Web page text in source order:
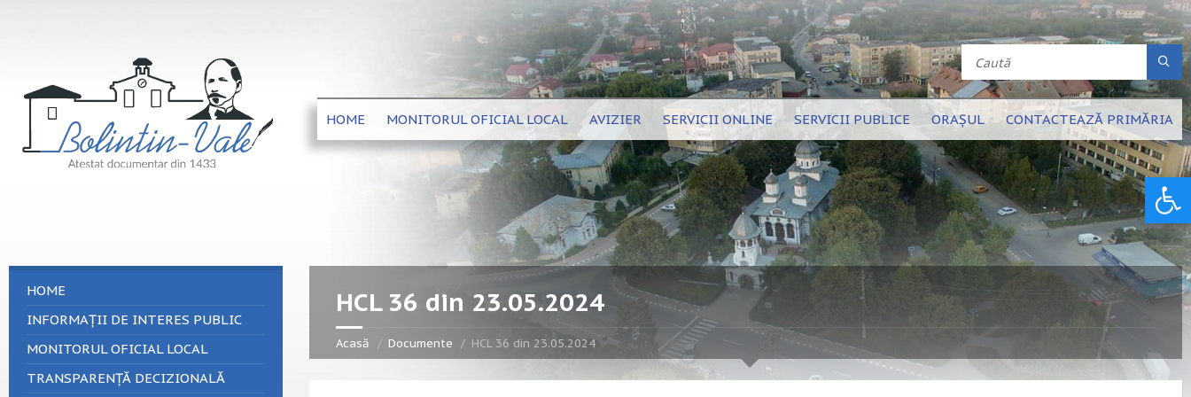
HOME MONITORUL OFICIAL LOCAL AVIZIER SERVICII ONLINE SERVICII PUBLICE ORAȘUL CONTACTEAZĂ PRIMĂRIA
HCL 36 din 23.05.2024
Acasă Documente HCL 36 din 23.05.2024
HOME
INFORMAȚII DE INTERES PUBLIC
MONITORUL OFICIAL LOCAL
TRANSPARENȚĂ DECIZIONALĂ
Deschide bara de unelte